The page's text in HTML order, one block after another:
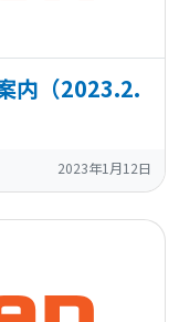
内（2023.2.
2023年1月12日